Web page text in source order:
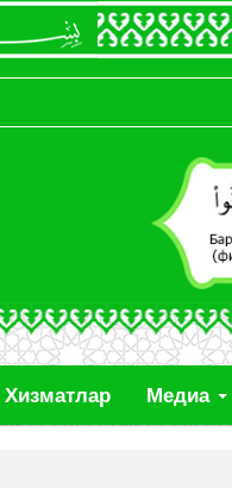
Хизматлар Медиа